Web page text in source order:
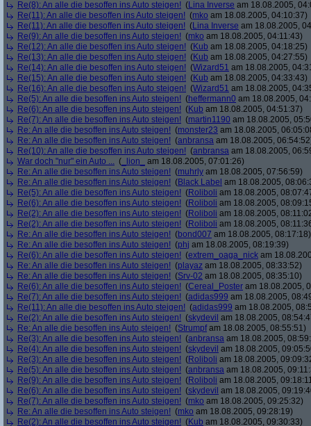
Re(8): An alle die besoffen ins Auto steigen! (Lina Inverse am 18.08.2005,
Re(11): An alle die besoffen ins Auto steigen! (mko am 18.08.2005, 04:10:37)
Re(11): An alle die besoffen ins Auto steigen! (Lina Inverse am 18.08.2005,
Re(9): An alle die besoffen ins Auto steigen! (mko am 18.08.2005, 04:11:43)
Re(12): An alle die besoffen ins Auto steigen! (Kub am 18.08.2005, 04:18:25)
Re(13): An alle die besoffen ins Auto steigen! (Kub am 18.08.2005, 04:27:55)
Re(14): An alle die besoffen ins Auto steigen! (Wizard51 am 18.08.2005,
Re(15): An alle die besoffen ins Auto steigen! (Kub am 18.08.2005, 04:33:43)
Re(16): An alle die besoffen ins Auto steigen! (Wizard51 am 18.08.2005,
Re(5): An alle die besoffen ins Auto steigen! (heffermann0 am 18.08.2005,
Re(6): An alle die besoffen ins Auto steigen! (Kub am 18.08.2005, 04:51:37)
Re(7): An alle die besoffen ins Auto steigen! (martin1190 am 18.08.2005,
Re: An alle die besoffen ins Auto steigen! (monster23 am 18.08.2005,
Re: An alle die besoffen ins Auto steigen! (anbransa am 18.08.2005,
Re(10): An alle die besoffen ins Auto steigen! (anbransa am 18.08.2005,
War doch "nur" ein Auto ... ( _lion_
am 18.08.2005, 07:01:26)
Re: An alle die besoffen ins Auto steigen! (muhrly am 18.08.2005, 07:56:59)
Re: An alle die besoffen ins Auto steigen! (Black Label am 18.08.2005,
Re(5): An alle die besoffen ins Auto steigen! (Roliboli am 18.08.2005,
Re(6): An alle die besoffen ins Auto steigen! (Roliboli am 18.08.2005,
Re(2): An alle die besoffen ins Auto steigen! (Roliboli am 18.08.2005,
Re(2): An alle die besoffen ins Auto steigen! (Roliboli am 18.08.2005,
Re: An alle die besoffen ins Auto steigen! (bond007 am 18.08.2005, 08:17:18)
Re: An alle die besoffen ins Auto steigen! (phj am 18.08.2005, 08:19:39)
Re(6): An alle die besoffen ins Auto steigen! (extrem_oaga_nick am
Re: An alle die besoffen ins Auto steigen! (playaz am 18.08.2005, 08:33:52)
Re: An alle die besoffen ins Auto steigen! (Srv-02 am 18.08.2005, 08:35:10)
Re(6): An alle die besoffen ins Auto steigen! (Cereal_Poster am 18.08.2005,
Re(7): An alle die besoffen ins Auto steigen! (adidas999 am 18.08.2005,
Re(11): An alle die besoffen ins Auto steigen! (adidas999 am 18.08.2005,
Re(2): An alle die besoffen ins Auto steigen! (skydevil am 18.08.2005,
Re: An alle die besoffen ins Auto steigen! (Strumpfam 18.08.2005, 08:55:51)
Re(3): An alle die besoffen ins Auto steigen! (anbransa am 18.08.2005,
Re(4): An alle die besoffen ins Auto steigen! (skydevil am 18.08.2005,
Re(3): An alle die besoffen ins Auto steigen! (Roliboli am 18.08.2005,
Re(5): An alle die besoffen ins Auto steigen! (anbransa am 18.08.2005,
Re(9): An alle die besoffen ins Auto steigen! (Roliboli am 18.08.2005,
Re(6): An alle die besoffen ins Auto steigen! (skydevil am 18.08.2005,
Re(7): An alle die besoffen ins Auto steigen! (mko am 18.08.2005, 09:25:32)
Re: An alle die besoffen ins Auto steigen! (mko am 18.08.2005, 09:28:19)
Re(2): An alle die besoffen ins Auto steigen! (Kub am 18.08.2005, 09:30:33)